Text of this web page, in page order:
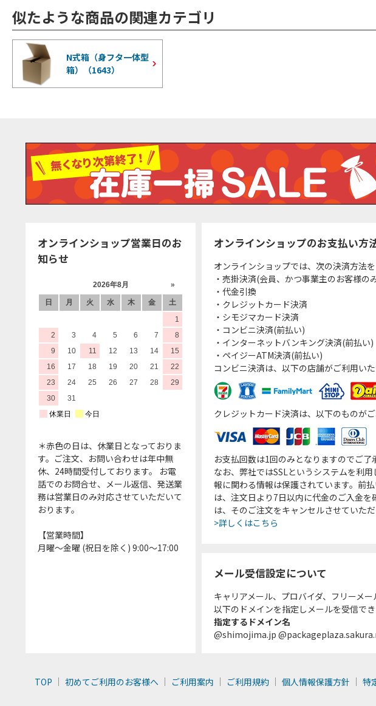
似たような商品の関連カテゴリ
N式箱（身フタ一体型
箱）（1643）
オンラインショップ営業日のお
知らせ
＊赤色の日は、休業日となっておりま
す。ご注文、お問い合わせは年中無
休、24時間受付しております。 お電
話でのお問合せ、メール返信、発送業
務は営業日のみ対応させていただいて
おります。
【営業時間】
月曜～金曜 (祝日を除く) 9:00～17:00
オンラインショップのお支払い方
オンラインショップでは、次の決済方法を
・売掛決済(会員、かつ事業主のお客様の
・代金引換
・クレジットカード決済
・シモジマカード決済
・コンビニ決済(前払い)
・インターネットバンキング決済(前払い)
・ペイジーATM決済(前払い)
コンビニ決済は、以下の店舗がご利用いた
クレジットカード決済は、以下のものがご
お支払回数は1回のみとなりますのでご了
なお、弊社ではSSLというシステムを利
報に関わる情報は保護されています。前
は、注文日より7日以内に代金のご入金を
は、そのご注文をキャンセルさせていただ
>詳しくはこちら
メール受信設定について
キャリアメール、プロバイダ、フリーメ
以下のドメインを指定しメールを受信で
指定するドメイン名
@shimojima.jp
TOP 初めてご利用のお客様へ ご利用案内 ご利用規約 個人情報保護方針 特